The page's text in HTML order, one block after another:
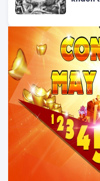
TỬ VI CỦA 12 CON
Tử vi
hôm
công
Tử vi
ngày
năng
Tử vi
hôm
công